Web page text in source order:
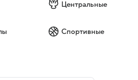
Центральные
Спортивные